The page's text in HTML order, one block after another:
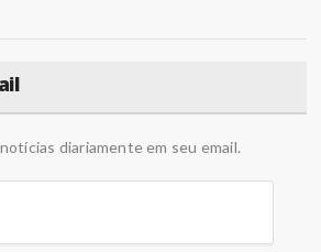
diariamente em seu email.